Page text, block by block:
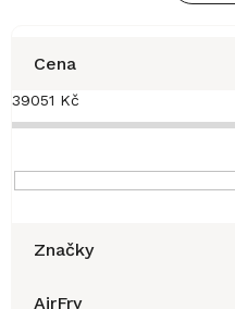
Cena
39051 Kč
Značky
AirFry